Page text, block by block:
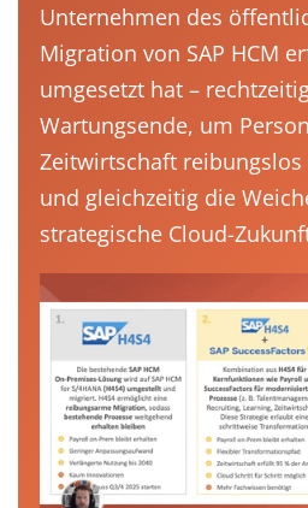
Unternehmen des
Migration von SAP HCM
umgesetzt hat –
Wartungsende, um
Zeitwirtschaft
und gleichzeitig die
strategische Cloud-